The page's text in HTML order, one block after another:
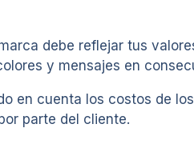
debe reflejar tus
y mensajes en
en cuenta los costos de
parte del cliente.